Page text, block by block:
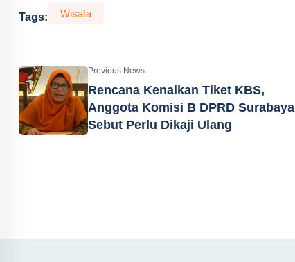
Tags: Wisata
Previous News
Rencana Kenaikan Tiket KBS,
Anggota Komisi B DPRD Surabaya
Sebut Perlu Dikaji Ulang